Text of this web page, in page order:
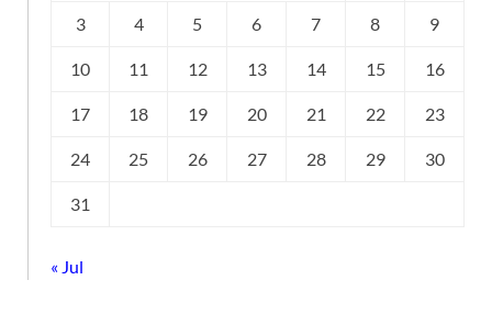
3 4 5 6 7 8 9
10 11 12 13 14 15 16
17 18 19 20 21 22 23
24 25 26 27 28 29 30
31
« Jul